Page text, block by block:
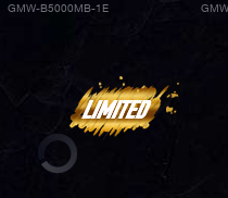
GMW-B5000MB-1E